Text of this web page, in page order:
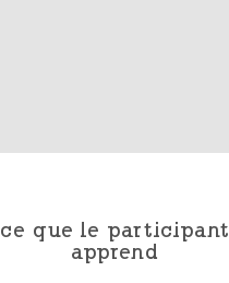
ce que le participant
apprend